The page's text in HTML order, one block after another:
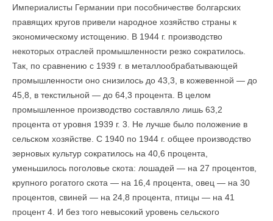
Империалисты Германии при пособничестве болгарских
правящих кругов привели народное хозяйство страны к
экономическому истощению. В 1944 г. производство
некоторых отраслей промышленности резко сократилось.
Так, по сравнению с 1939 г. в металлообрабатывающей
промышленности оно снизилось до 43,3, в кожевенной — до
45,8, в текстильной — до 64,3 процента. В целом
промышленное производство составляло лишь 63,2
процента от уровня 1939 г. 3. Не лучше было положение в
сельском хозяйстве. С 1940 по 1944 г. общее производство
зерновых культур сократилось на 40,6 процента,
уменьшилось поголовье скота: лошадей — на 27 процентов,
крупного рогатого скота — на 16,4 процента, овец — на 30
процентов, свиней — на 24,8 процента, птицы — на 41
процент 4. И без того невысокий уровень сельского